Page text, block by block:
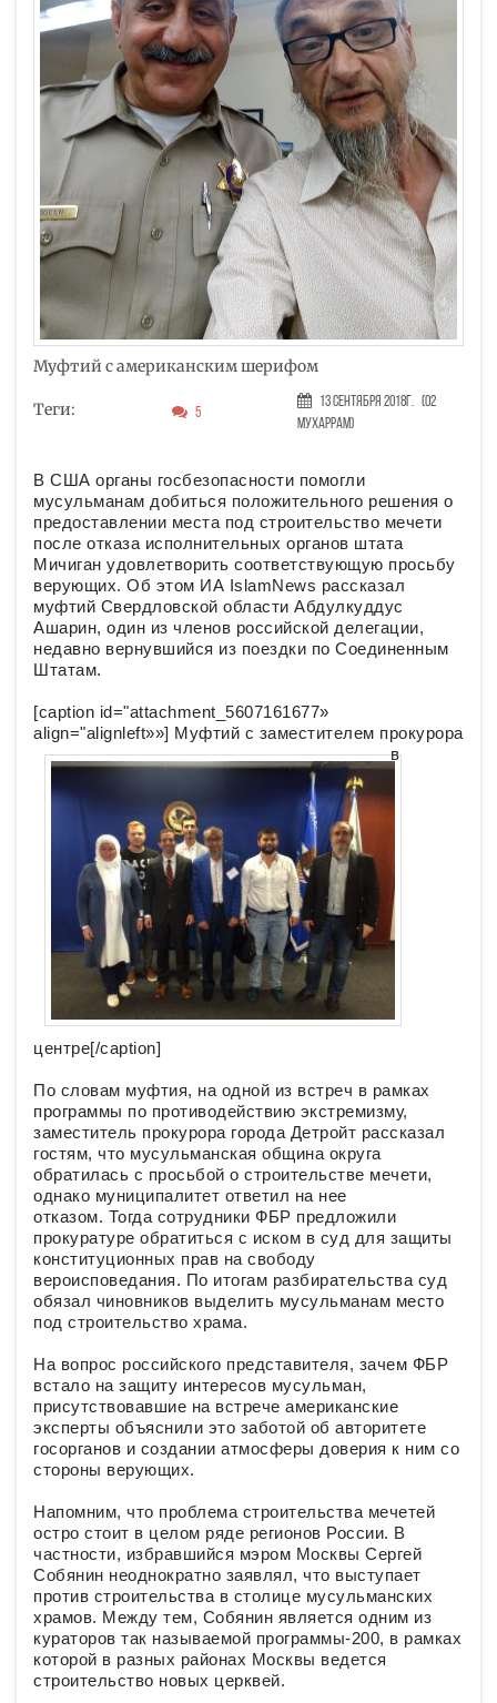
Муфтий с американским шерифом
Теги: 5
13 Сентября 2018г. (02
Мухаррам)
В США органы госбезопасности помогли
мусульманам добиться положительного решения о
предоставлении места под строительство мечети
после отказа исполнительных органов штата
Мичиган удовлетворить соответствующую просьбу
верующих. Об этом ИА IslamNews рассказал
муфтий Свердловской области Абдулкуддус
Ашарин, один из членов российской делегации,
недавно вернувшийся из поездки по Соединенным
Штатам.
[caption id="attachment_5607161677»
align="alignleft»»] Муфтий с заместителем прокурора
в
центре[/caption]
По словам муфтия, на одной из встреч в рамках
программы по противодействию экстремизму,
заместитель прокурора города Детройт рассказал
гостям, что мусульманская община округа
обратилась с просьбой о строительстве мечети,
однако муниципалитет ответил на нее
отказом. Тогда сотрудники ФБР предложили
прокуратуре обратиться с иском в суд для защиты
конституционных прав на свободу
вероисповедания. По итогам разбирательства суд
обязал чиновников выделить мусульманам место
под строительство храма.
На вопрос российского представителя, зачем ФБР
встало на защиту интересов мусульман,
присутствовавшие на встрече американские
эксперты объяснили это заботой об авторитете
госорганов и создании атмосферы доверия к ним со
стороны верующих.
Напомним, что проблема строительства мечетей
остро стоит в целом ряде регионов России. В
частности, избравшийся мэром Москвы Сергей
Собянин неоднократно заявлял, что выступает
против строительства в столице мусульманских
храмов. Между тем, Собянин является одним из
кураторов так называемой программы-200, в рамках
которой в разных районах Москвы ведется
строительство новых церквей.